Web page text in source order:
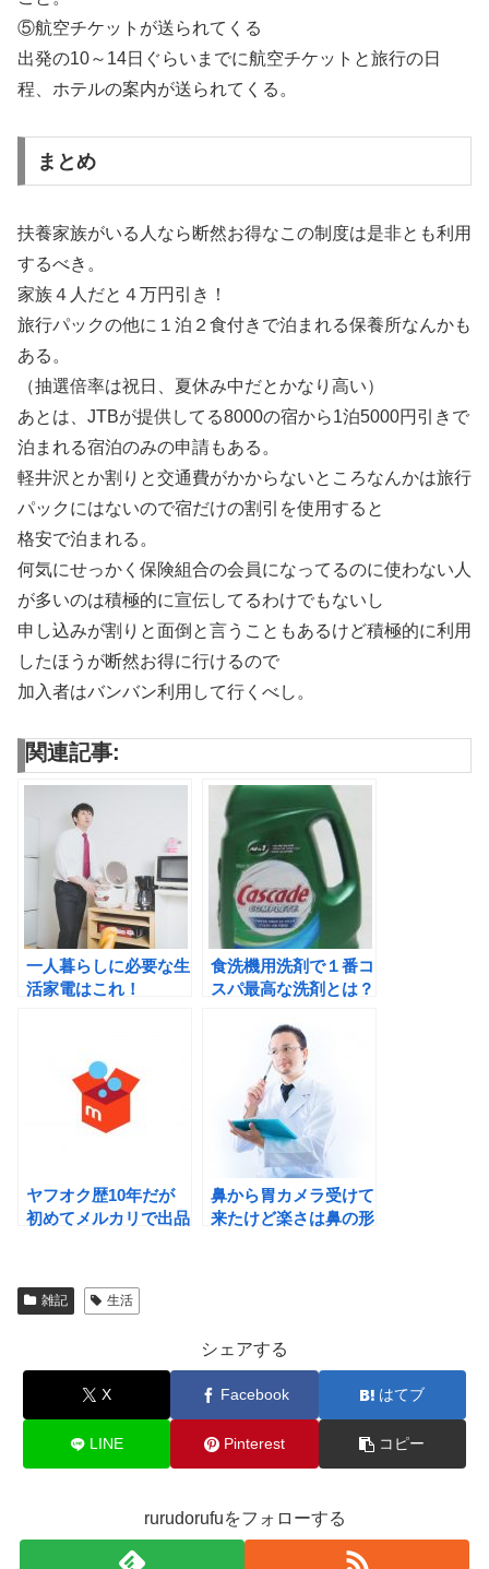
⑤航空チケットが送られてくる
出発の10～14日ぐらいまでに航空チケットと旅行の日
程、ホテルの案内が送られてくる。
まとめ
扶養家族がいる人なら断然お得なこの制度は是非とも利用
するべき。
家族４人だと４万円引き！
旅行パックの他に１泊２食付きで泊まれる保養所なんかも
ある。
（抽選倍率は祝日、夏休み中だとかなり高い）
あとは、JTBが提供してる8000の宿から1泊5000円引きで
泊まれる宿泊のみの申請もある。
軽井沢とか割りと交通費がかからないところなんかは旅行
パックにはないので宿だけの割引を使用すると
格安で泊まれる。
何気にせっかく保険組合の会員になってるのに使わない人
が多いのは積極的に宣伝してるわけでもないし
申し込みが割りと面倒と言うこともあるけど積極的に利用
したほうが断然お得に行けるので
加入者はバンバン利用して行くべし。
関連記事:
一人暮らしに必要な生
活家電はこれ！
食洗機用洗剤で１番コ
スパ最高な洗剤とは？
ヤフオク歴10年だが
初めてメルカリで出品
鼻から胃カメラ受けて
来たけど楽さは鼻の形
雑記 生活
シェアする
X Facebook はてブ
LINE Pinterest コピー
rurudorufuをフォローする